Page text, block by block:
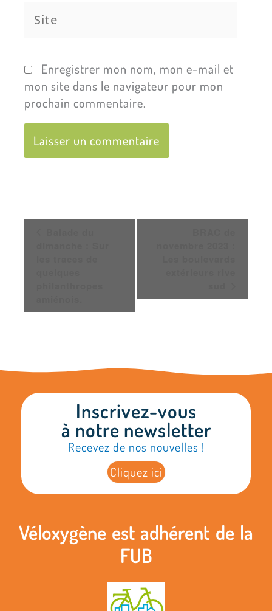
Enregistrer mon nom, mon e-mail et
mon site dans le navigateur pour mon
prochain commentaire.
Inscrivez-vous
à notre newsletter
Recevez de nos nouvelles !
Cliquez ici
Véloxygène est adhérent de la
FUB